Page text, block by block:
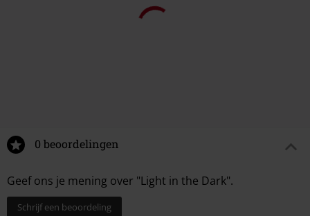
0 beoordelingen
Geef ons je mening over "Light in the Dark".
Schrijf een beoordeling